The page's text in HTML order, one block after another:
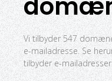
Vi tilbyder 547
e-mailadresse. Se
tilbyder e-